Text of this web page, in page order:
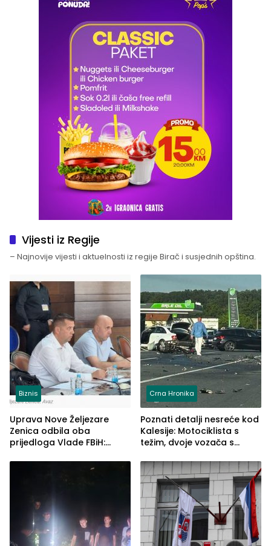
Vijesti iz Regije
– Najnovije vijesti i aktuelnosti iz regije Birač i susjednih opština.
Biznis
Uprava Nove Željezare
Zenica odbila oba
prijedloga Vlade FBiH:
rješenje
Crna Hronika
Poznati detalji nesreće kod
Kalesije: Motociklista s
težim, dvoje vozača s